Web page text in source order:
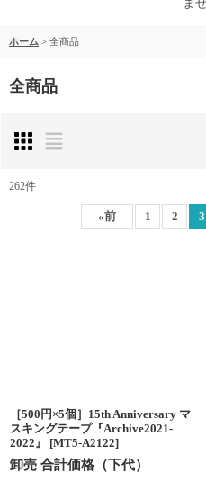
ホーム > 全商品
全商品
262件
«前 1 2 3
［500円×5個］15th Anniversary マ
スキングテープ『Archive2021-
2022』
[MT5-A2122]
卸売 合計価格（下代）